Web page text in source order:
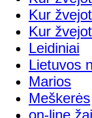
Kur
Kur
Leidiniai
Lietuvos
Marios
Meškerės
on-line